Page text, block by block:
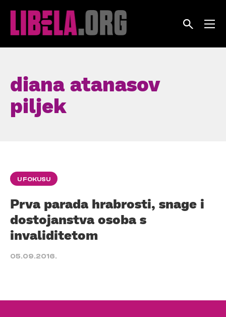
diana atanasov
piljek
U FOKUSU
Prva parada hrabrosti, snage i
dostojanstva osoba s
invaliditetom
05.09.2016.